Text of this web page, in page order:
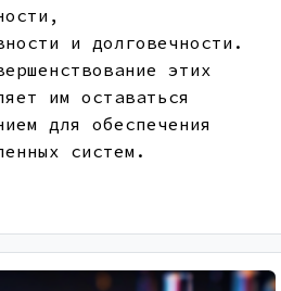
и долговечности.
этих
им оставаться
для обеспечения
систем.